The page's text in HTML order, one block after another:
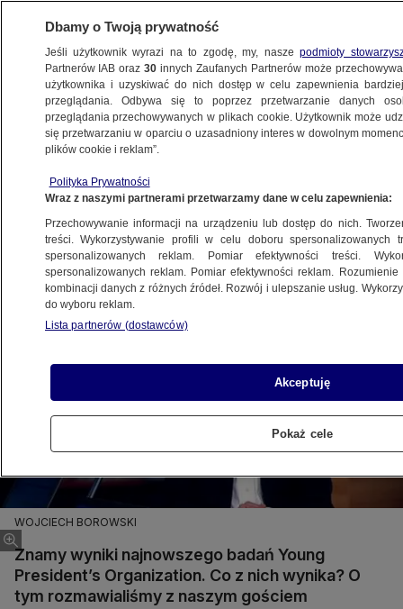
BIZNES
Z KRAJU
7.05.2013, 17:27
Udostępnij
WOJCIECH BOROWSKI
Znamy wyniki najnowszego badań Young
President’s Organization. Co z nich wynika? O
tym rozmawialiśmy z naszym gościem
Dbamy o Twoją prywatność
Jeśli użytkownik wyrazi na to zgodę, my, naszepodmioty
Partnerów IAB oraz30 innych Zaufanych Partnerów może
użytkownika i uzyskiwać do nich dostęp w celu zapewnienia
przeglądania. Odbywa się to poprzez przetwarzanie danych
przeglądania przechowywanych w plikach cookie. Użytkownik może
się przetwarzaniu w oparciu o uzasadniony interes w dowolnym
plików cookie i reklam”.
Polityka Prywatności
Wraz z naszymi partnerami przetwarzamy dane w celu zapewnienia:
Przechowywanie informacji na urządzeniu lub dostęp do nich.
treści. Wykorzystywanie profili w celu doboru spersonalizowanych
spersonalizowanych reklam. Pomiar efektywności treści.
spersonalizowanych reklam. Pomiar efektywności reklam.
kombinacji danych z różnych źródeł. Rozwój i ulepszanie usług.
do wyboru reklam.
Lista partnerów (dostawców)
Akceptuję
Pokaż cele